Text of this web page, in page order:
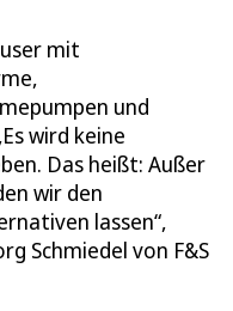
mit
und
wird keine
Das heißt: Außer
wir den
lassen“,
Schmiedel von F&S